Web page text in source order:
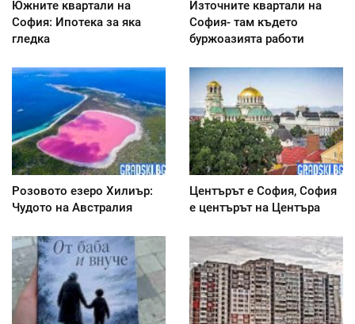
Южните квартали на
София: Ипотека за яка
гледка
Източните квартали на
София- там където
буржоазията работи
Розовото езеро Хилиър:
Чудото на Австралия
Центърът е София, София
е центърът на Центъра